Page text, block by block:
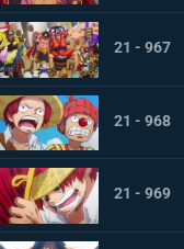
21 - 967
21 - 968
21 - 969